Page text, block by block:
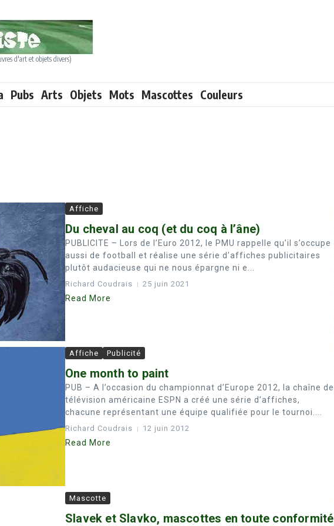
d'art et objets divers)
Pubs Arts Objets Mots Mascottes Couleurs
Affiche
Du cheval au coq (et du coq à l’âne)
PUBLICITE – Lors de l’Euro 2012, le PMU rappelle qu’il s’occupe
aussi de football et réalise une série d’affiches publicitaires
plutôt audacieuse qui ne nous épargne ni e...
Richard Coudrais 25 juin 2021
Read More
Affiche Publicité
One month to paint
PUB – A l’occasion du championnat d’Europe 2012, la chaîne de
télévision américaine ESPN a créé une série d’affiches,
chacune représentant une équipe qualifiée pour le tournoi....
Richard Coudrais 12 juin 2012
Read More
Mascotte
Slavek et Slavko, mascottes en toute conformité